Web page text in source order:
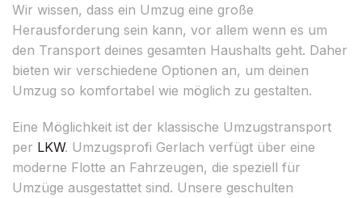
Wir wissen, dass ein Umzug eine große
Herausforderung sein kann, vor allem wenn es um
den Transport deines gesamten Haushalts geht. Daher
bieten wir verschiedene Optionen an, um deinen
Umzug so komfortabel wie möglich zu gestalten.
Eine Möglichkeit ist der klassische Umzugstransport
per LKW. Umzugsprofi Gerlach verfügt über eine
moderne Flotte an Fahrzeugen, die speziell für
Umzüge ausgestattet sind. Unsere geschulten